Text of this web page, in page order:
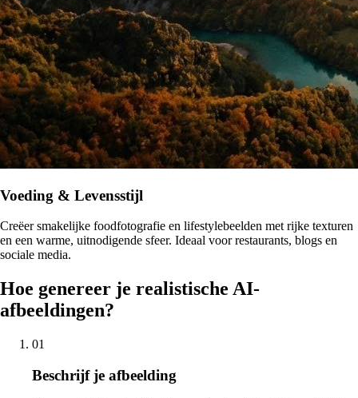
Voeding & Levensstijl
Creëer smakelijke foodfotografie en lifestylebeelden met rijke texturen
en een warme, uitnodigende sfeer. Ideaal voor restaurants, blogs en
sociale media.
Hoe genereer je realistische AI-
afbeeldingen?
01
Beschrijf je afbeelding